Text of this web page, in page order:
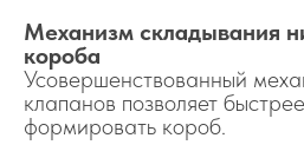
Механизм складывания
короба
Усовершенствованный
клапанов позволяет
формировать короб.